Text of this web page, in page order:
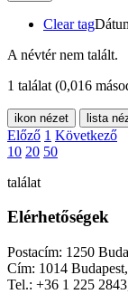
Clear tag
A névtér nem talált.
1 találat (0,016
ikon nézet lista
Előző 1 Következő
10 20 50
találat
Elérhetőségek
Postacím: 1250
Cím: 1014
Tel.: +36 1 225